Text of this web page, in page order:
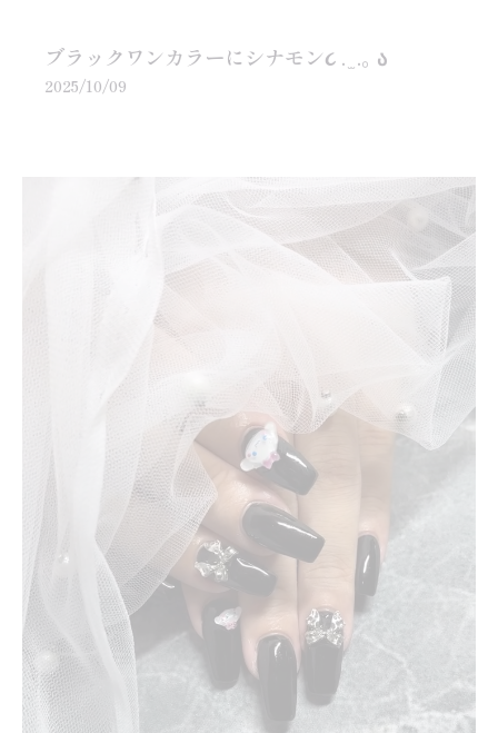
ブラックワンカラーにシナモン૮ . ̫ .｡ ა
2025/10/09